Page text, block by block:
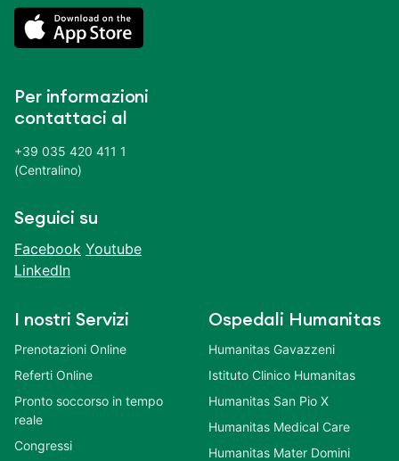
Per informazioni
contattaci al
+39 035 420 411 1
(Centralino)
Seguici su
Facebook Youtube
LinkedIn
I nostri Servizi
Prenotazioni Online
Referti Online
Pronto soccorso in tempo
reale
Congressi
Ospedali Humanitas
Humanitas Gavazzeni
Istituto Clinico Humanitas
Humanitas San Pio X
Humanitas Medical Care
Humanitas Mater Domini